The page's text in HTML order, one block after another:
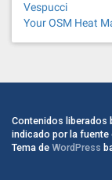
Vespucci
Your OSM Heat
Contenidos liberados
indicado por la fuente
Tema de WordPress